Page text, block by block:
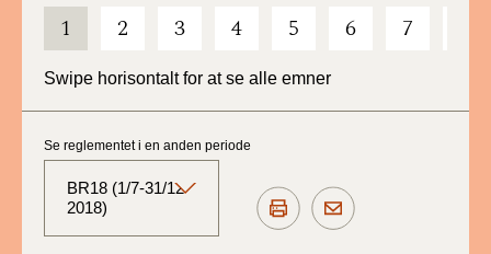
1 2 3 4 5 6 7
Swipe horisontalt for at se alle emner
Se reglementet i en anden periode
BR18 (1/7-31/12
2018)